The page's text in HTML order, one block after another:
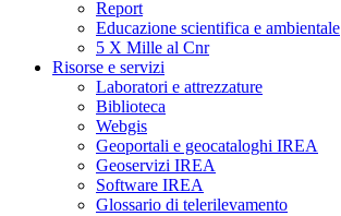
Report
Educazione scientifica e ambientale
5 X Mille al Cnr
Risorse e servizi
Laboratori e attrezzature
Biblioteca
Webgis
Geoportali e geocataloghi IREA
Geoservizi IREA
Software IREA
Glossario di telerilevamento